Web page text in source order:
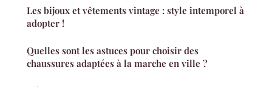
Les bijoux et vêtements vintage : style intemporel à
adopter !
Quelles sont les astuces pour choisir des
chaussures adaptées à la marche en ville ?